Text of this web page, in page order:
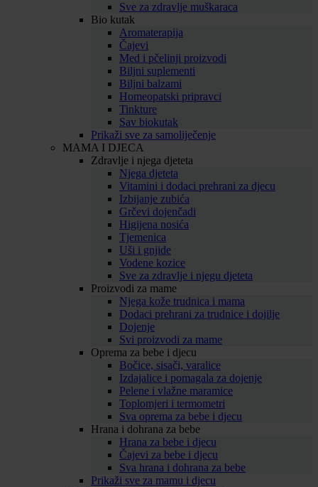
Sve za zdravlje muškaraca
Bio kutak
Aromaterapija
Čajevi
Med i pčelinji proizvodi
Biljni suplementi
Biljni balzami
Homeopatski pripravci
Tinkture
Sav biokutak
Prikaži sve za samoliječenje
MAMA I DJECA
Zdravlje i njega djeteta
Njega djeteta
Vitamini i dodaci prehrani za djecu
Izbijanje zubića
Grčevi dojenčadi
Higijena nosića
Tjemenica
Uši i gnjide
Vodene kozice
Sve za zdravlje i njegu djeteta
Proizvodi za mame
Njega kože trudnica i mama
Dodaci prehrani za trudnice i dojilje
Dojenje
Svi proizvodi za mame
Oprema za bebe i djecu
Bočice, sisači, varalice
Izdajalice i pomagala za dojenje
Pelene i vlažne maramice
Toplomjeri i termometri
Sva oprema za bebe i djecu
Hrana i dohrana za bebe
Hrana za bebe i djecu
Čajevi za bebe i djecu
Sva hrana i dohrana za bebe
Prikaži sve za mamu i djecu